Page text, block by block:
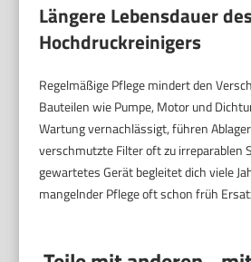
Längere Lebensdauer
Hochdruckreinigers
Regelmäßige Pflege mindert den
Bauteilen wie Pumpe, Motor und
Wartung vernachlässigt, führen
verschmutzte Filter oft zu irreparablen
gewartetes Gerät begleitet dich viele
mangelnder Pflege oft schon früh